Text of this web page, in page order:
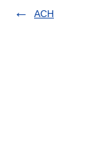
ACH